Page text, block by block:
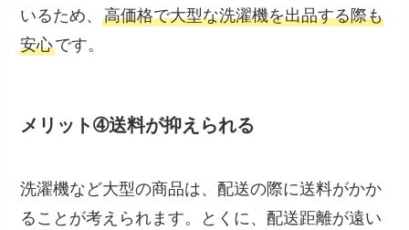
いるため、高価格で大型な洗濯機を出品する際も
安心です。
メリット➃送料が抑えられる
洗濯機など大型の商品は、配送の際に送料がかか
ることが考えられます。とくに、配送距離が遠い